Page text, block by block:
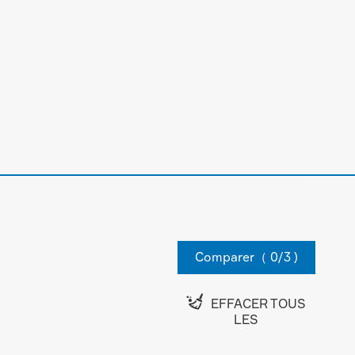
Comparer（ 0/3 )
 EFFACER TOUS
LES